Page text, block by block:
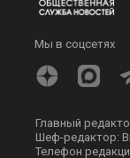
Мы в соцсетях
Главный
Шеф-редактор:
Телефон